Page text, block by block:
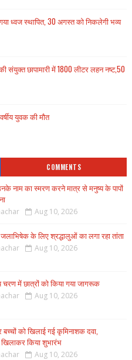
ध्वज स्थापित, 30 अगस्त को निकलेगी भव्य
संयुक्त छापामारी में 1800 लीटर लहन नष्ट,50
युवक की मौत
COMMENTS
नाम का स्मरण करने मात्र से मनुष्य के पापों
Aug 10, 2026
के लिए श्रद्धालुओं का लगा रहा तांता
Aug 10, 2026
चरण में छात्रों को किया गया जागरूक
Aug 10, 2026
बच्चों को खिलाई गई कृमिनाशक दवा,
खिलाकर किया शुभारंभ
Aug 10, 2026